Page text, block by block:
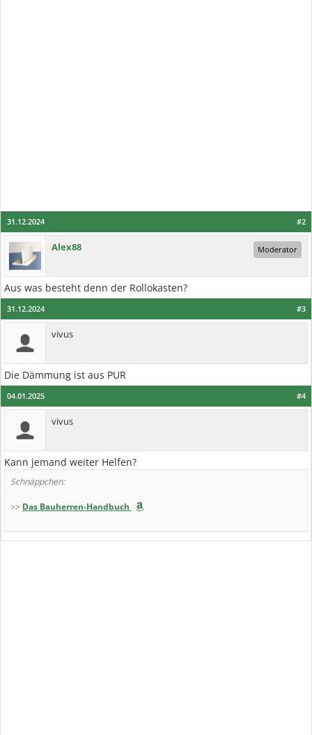
#2
31.12.2024
Alex88 Moderator
Aus was besteht denn der Rollokasten?
#3
31.12.2024
vivus
Die Dämmung ist aus PUR
#4
04.01.2025
vivus
Kann jemand weiter Helfen?
Schnäppchen:
>> Das Bauherren-Handbuch